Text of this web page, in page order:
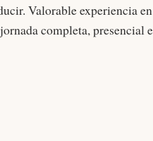
Valorable experiencia
completa, presencial